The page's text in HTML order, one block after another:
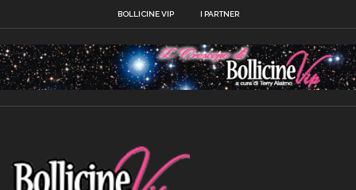
BOLLICINE VIP I PARTNER